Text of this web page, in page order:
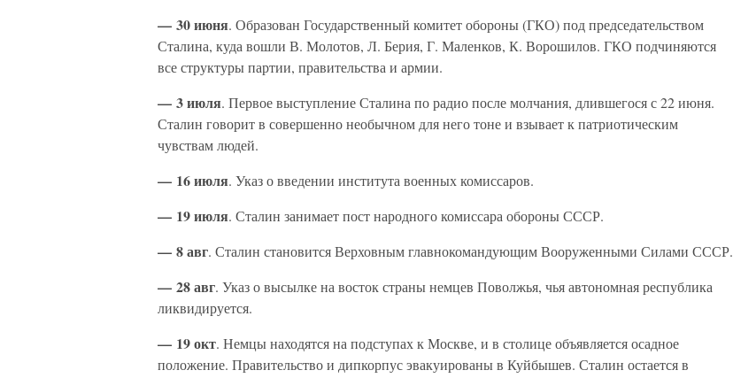
— 30 июня. Образован Государственный комитет обороны (ГКО) под председательством
Сталина, куда вошли В. Молотов, Л. Берия, Г. Маленков, К. Ворошилов. ГКО подчиняются
все структуры партии, правительства и армии.
— 3 июля. Первое выступление Сталина по радио после молчания, длившегося с 22 июня.
Сталин говорит в совершенно необычном для него тоне и взывает к патриотическим
чувствам людей.
— 16 июля. Указ о введении института военных комиссаров.
— 19 июля. Сталин занимает пост народного комиссара обороны СССР.
— 8 авг. Сталин становится Верховным главнокомандующим Вооруженными Силами СССР.
— 28 авг. Указ о высылке на восток страны немцев Поволжья, чья автономная республика
ликвидируется.
— 19 окт. Немцы находятся на подступах к Москве, и в столице объявляется осадное
положение. Правительство и дипкорпус эвакуированы в Куйбышев. Сталин остается в